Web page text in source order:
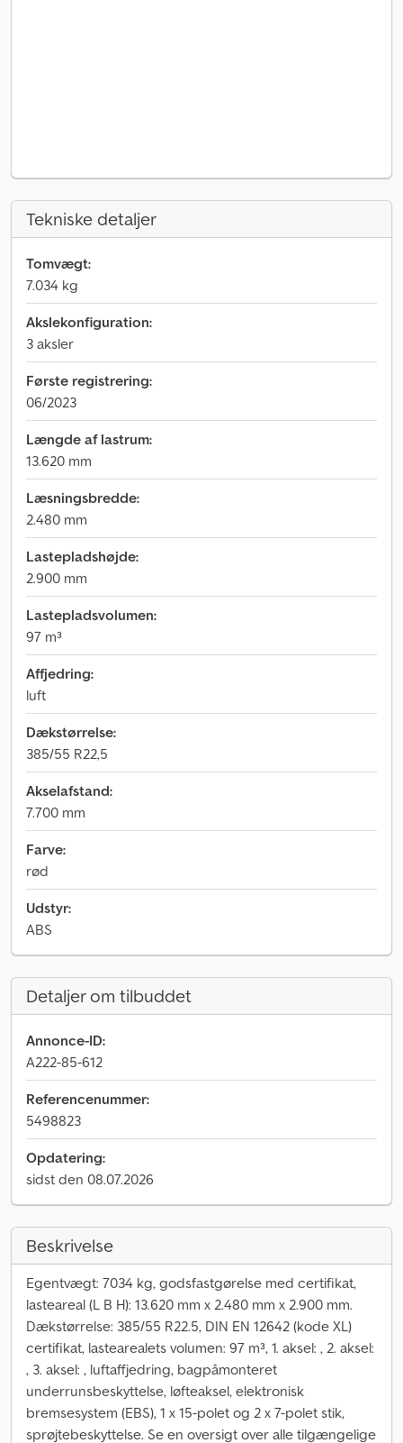
Tekniske detaljer
Tomvægt:
7.034 kg
Akslekonfiguration:
3 aksler
Første registrering:
06/2023
Længde af lastrum:
13.620 mm
Læsningsbredde:
2.480 mm
Lastepladshøjde:
2.900 mm
Lastepladsvolumen:
97 m³
Affjedring:
luft
Dækstørrelse:
385/55 R22,5
Akselafstand:
7.700 mm
Farve:
rød
Udstyr:
ABS
Detaljer om tilbuddet
Annonce-ID:
A222-85-612
Referencenummer:
5498823
Opdatering:
sidst den 08.07.2026
Beskrivelse
Egentvægt: 7034 kg, godsfastgørelse med certifikat,
lasteareal (L B H): 13.620 mm x 2.480 mm x 2.900 mm.
Dækstørrelse: 385/55 R22.5, DIN EN 12642 (kode XL)
certifikat, lastearealets volumen: 97 m³, 1. aksel: , 2. aksel:
, 3. aksel: , luftaffjedring, bagpåmonteret
underrunsbeskyttelse, løfteaksel, elektronisk
bremsesystem (EBS), 1 x 15-polet og 2 x 7-polet stik,
sprøjtebeskyttelse. Se en oversigt over alle tilgængelige